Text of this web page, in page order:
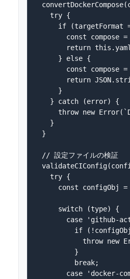
    try {
if (targetFormat
const compose
return
      } else {
const compose =
return
      }
    } catch (error) {
throw new
    }
  }
  // 設定ファイルの検証
    try {
const configObj
      switch (type) {
case 'github-
if
throw new
          }
          break;
case 'docker-